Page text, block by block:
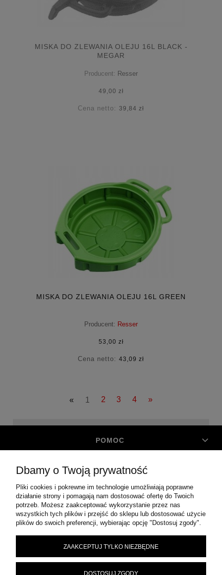
MISKA DO ZLEWANIA OLEJU 16L BLACK -
MEGAR
Producent: Resser
49,00 zł
Cena netto: 39,84 zł
MISKA DO ZLEWANIA OLEJU 16L GREEN
Producent: Resser
53,00 zł
Cena netto: 43,09 zł
« 1 2 3 4 »
POMOC
MOJE KONTO
O FIRMIE
CENTRALA ZAOPATRZENIA TECHNICZNEGO|ul. Błonie 12
106-67-30
Dbamy o Twoją prywatność
Pliki cookies i pokrewne im technologie umożliwiają poprawne
działanie strony i pomagają nam dostosować ofertę do Twoich
potrzeb. Możesz zaakceptować wykorzystanie przez nas
wszystkich tych plików i przejść do sklepu lub dostosować użycie
plików do swoich preferencji, wybierając opcję "Dostosuj zgody".
ZAAKCEPTUJ TYLKO NIEZBĘDNE
DOSTOSUJ ZGODY